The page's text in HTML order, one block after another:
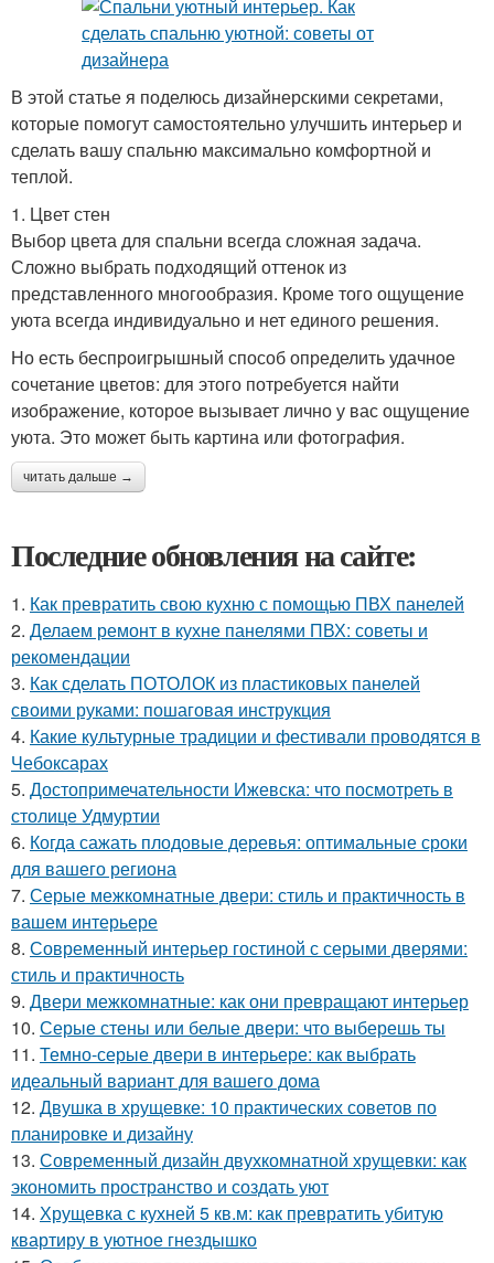
В этой статье я поделюсь дизайнерскими секретами,
которые помогут самостоятельно улучшить интерьер и
сделать вашу спальню максимально комфортной и
теплой.
1. Цвет стен
Выбор цвета для спальни всегда сложная задача.
Сложно выбрать подходящий оттенок из
представленного многообразия. Кроме того ощущение
уюта всегда индивидуально и нет единого решения.
Но есть беспроигрышный способ определить удачное
сочетание цветов: для этого потребуется найти
изображение, которое вызывает лично у вас ощущение
уюта. Это может быть картина или фотография.
читать дальше →
Последние обновления на сайте:
1. Как превратить свою кухню с помощью ПВХ панелей
2. Делаем ремонт в кухне панелями ПВХ: советы и
рекомендации
3. Как сделать ПОТОЛОК из пластиковых панелей
своими руками: пошаговая инструкция
4. Какие культурные традиции и фестивали проводятся в
Чебоксарах
5. Достопримечательности Ижевска: что посмотреть в
столице Удмуртии
6. Когда сажать плодовые деревья: оптимальные сроки
для вашего региона
7. Серые межкомнатные двери: стиль и практичность в
вашем интерьере
8. Современный интерьер гостиной с серыми дверями:
стиль и практичность
9. Двери межкомнатные: как они превращают интерьер
10. Серые стены или белые двери: что выберешь ты
11. Темно-серые двери в интерьере: как выбрать
идеальный вариант для вашего дома
12. Двушка в хрущевке: 10 практических советов по
планировке и дизайну
13. Современный дизайн двухкомнатной хрущевки: как
экономить пространство и создать уют
14. Хрущевка с кухней 5 кв.м: как превратить убитую
квартиру в уютное гнездышко